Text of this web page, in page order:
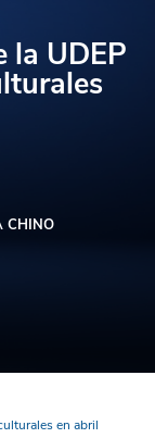
la UDEP
CHINO
en abril